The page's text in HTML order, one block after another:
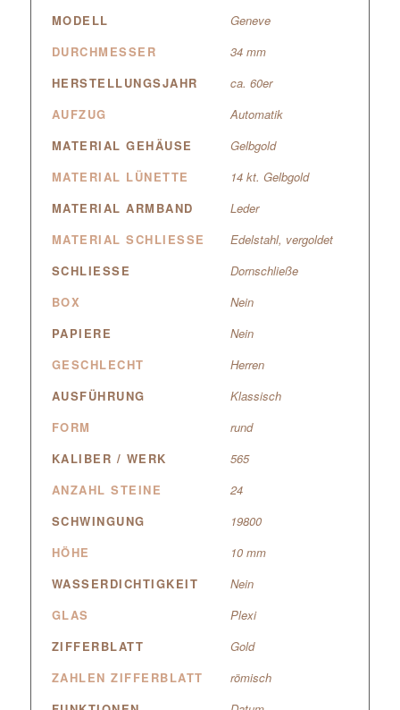
MODELL
Geneve
DURCHMESSER
34 mm
HERSTELLUNGSJAHR
ca. 60er
AUFZUG
Automatik
MATERIAL GEHÄUSE
Gelbgold
MATERIAL LÜNETTE
14 kt. Gelbgold
MATERIAL ARMBAND
Leder
MATERIAL SCHLIESSE
Edelstahl, vergoldet
SCHLIESSE
Dornschließe
BOX
Nein
PAPIERE
Nein
GESCHLECHT
Herren
AUSFÜHRUNG
Klassisch
FORM
rund
KALIBER / WERK
565
ANZAHL STEINE
24
SCHWINGUNG
19800
HÖHE
10 mm
WASSERDICHTIGKEIT
Nein
GLAS
Plexi
ZIFFERBLATT
Gold
ZAHLEN ZIFFERBLATT
römisch